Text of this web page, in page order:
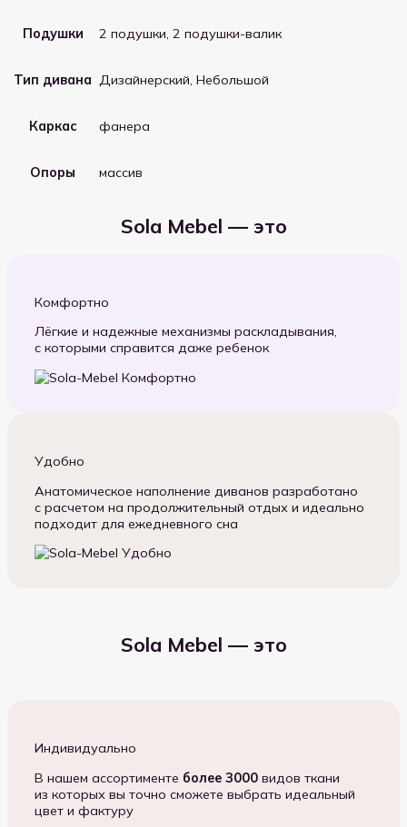
Подушки 2 подушки, 2 подушки-валик
Тип дивана Дизайнерский, Небольшой
Каркас фанера
Опоры массив
Sola Mebel — это
Комфортно
Лёгкие и надежные механизмы раскладывания,
с которыми справится даже ребенок
Удобно
Анатомическое наполнение диванов разработано
с расчетом на продолжительный отдых и идеально
подходит для ежедневного сна
Sola Mebel — это
Индивидуально
В нашем ассортименте более 3000 видов ткани
из которых вы точно сможете выбрать идеальный
цвет и фактуру